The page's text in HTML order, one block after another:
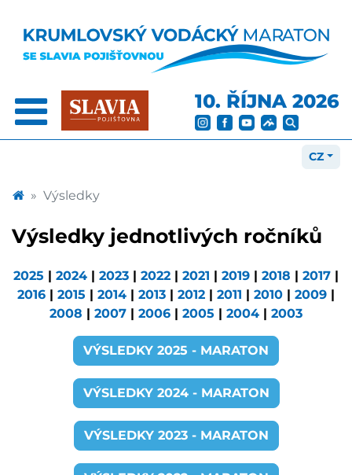
10. ŘÍJNA 2026
CZ
Výsledky
Výsledky jednotlivých ročníků
2025 | 2024 | 2023 | 2022 | 2021 | 2019 | 2018 | 2017 |
2016 | 2015 | 2014 | 2013 | 2012 | 2011 | 2010 | 2009 |
2008 | 2007 | 2006 | 2005 | 2004 | 2003
VÝSLEDKY 2025 - MARATON
VÝSLEDKY 2024 - MARATON
VÝSLEDKY 2023 - MARATON